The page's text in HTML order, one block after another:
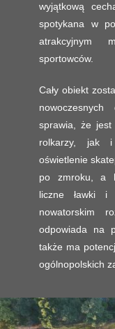
wyjątkową
spotykana w
atrakcyjnym
sportowców.
Cały obiekt
sprawia, że jest
rolkarzy, jak i
oświetlenie
po zmroku, a
liczne ławki i
nowatorskim
odpowiada na
także ma
ogólnopolskich